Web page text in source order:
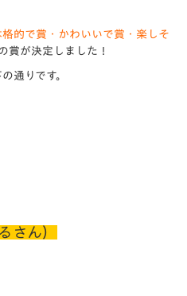
格的で賞・かわいいで賞・楽しそ
賞が決定しました！
通りです。
さん）